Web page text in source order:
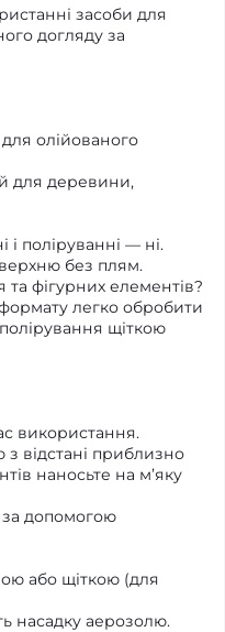
засоби для
догляду за
олійованого
для деревини,
поліруванні — ні.
без плям.
та фігурних елементів?
легко обробити
полірування щіткою
використання.
з відстані приблизно
наносьте на м’яку
за допомогою
або щіткою (для
насадку аерозолю.